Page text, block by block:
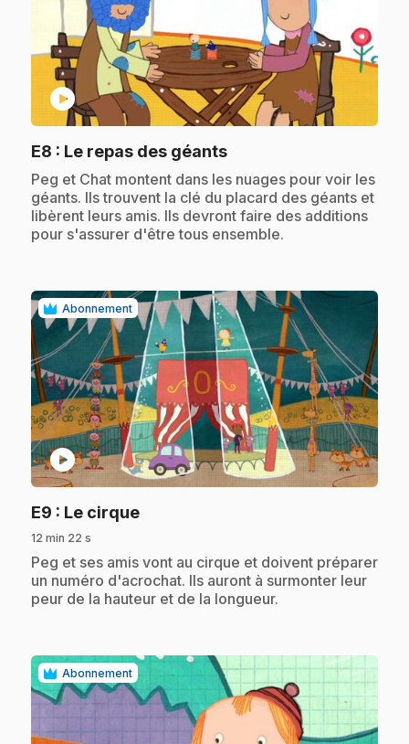
play_circle
E8 : Le repas des géants.
.Peg et Chat montent dans les nuages pour voir les
géants. Ils trouvent la clé du placard des géants et
libèrent leurs amis. Ils devront faire des additions
pour s'assurer d'être tous ensemble.
Abonnement
play_circle
E9 : Le cirque.
12 min 22 s
.Peg et ses amis vont au cirque et doivent préparer
un numéro d'acrochat. Ils auront à surmonter leur
peur de la hauteur et de la longueur.
Abonnement